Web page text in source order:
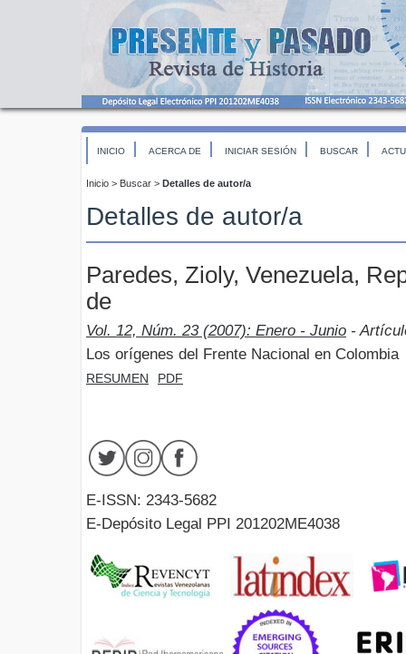
INICIO ACERCA DE INICIAR SESIÓN BUSCAR
Inicio > Buscar > Detalles de autor/a
Detalles de autor/a
Paredes, Zioly, Venezuela,
de
Vol. 12, Núm. 23 (2007): Enero - Junio -
Los orígenes del Frente Nacional en Colombia
RESUMEN PDF
E-ISSN: 2343-5682
E-Depósito Legal PPI 201202ME4038